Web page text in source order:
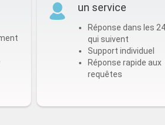
un service
Réponse dans les
qui suivent
Support individuel
Réponse rapide aux
requêtes